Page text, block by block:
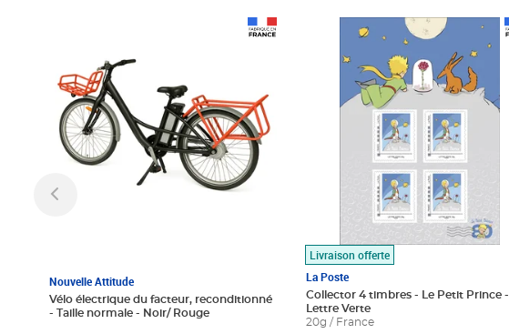
Nouvelle Attitude
Vélo électrique du facteur, reconditionné
- Taille normale - Noir/ Rouge
Livraison offerte
La Poste
Collector 4 timbres - Le Petit Prince -
Lettre Verte
20g / France
Prix 7,50€